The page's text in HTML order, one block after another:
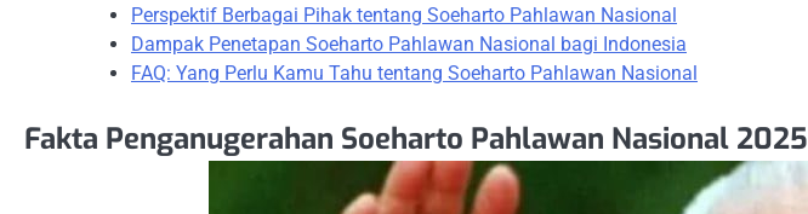
Perspektif Berbagai Pihak tentang Soeharto Pahlawan Nasional
Dampak Penetapan Soeharto Pahlawan Nasional bagi Indonesia
FAQ: Yang Perlu Kamu Tahu tentang Soeharto Pahlawan Nasional
Fakta Penganugerahan Soeharto Pahlawan Nasional 2025